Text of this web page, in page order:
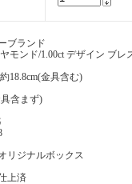
ブランド
モンド/1.00ct デザイン ブレ
18.8cm(金具含む)
含まず)
リジナルボックス
上済